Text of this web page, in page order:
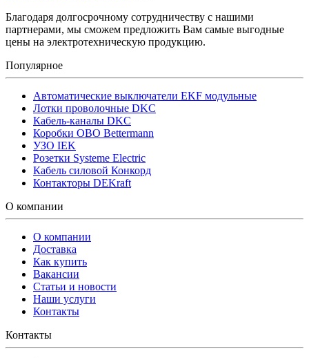
Благодаря долгосрочному сотрудничеству с нашими
партнерами, мы сможем предложить Вам самые выгодные
цены на электротехническую продукцию.
Популярное
Автоматические выключатели EKF модульные
Лотки проволочные DKC
Кабель-каналы DKC
Коробки OBO Bettermann
УЗО IEK
Розетки Systeme Electric
Кабель силовой Конкорд
Контакторы DEKraft
О компании
О компании
Доставка
Как купить
Вакансии
Статьи и новости
Наши услуги
Контакты
Контакты